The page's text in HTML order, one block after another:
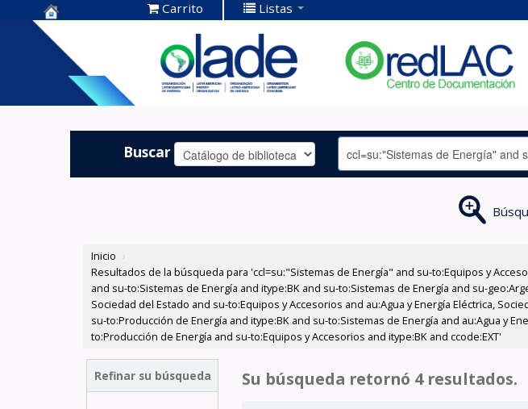
Centro de
Documentación
OLADE -
Carrito Listas
Buscar
Inicio ›
Resultados de la búsqueda para 'ccl=su:"Sistemas de Energía" and su-to:Equipos y
and su-to:Sistemas de Energía and itype:BK and su-to:Sistemas de Energía and su-
Sociedad del Estado and su-to:Equipos y Accesorios and au:Agua y Energía Eléctrica,
su-to:Producción de Energía and itype:BK and su-to:Sistemas de Energía and au:Agua y
to:Producción de Energía and su-to:Equipos y Accesorios and itype:BK and ccode:EXT'
Refinar su búsqueda Su búsqueda retornó 4 resultados.